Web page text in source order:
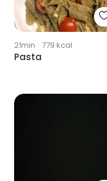
21min · 779 kcal
Pasta